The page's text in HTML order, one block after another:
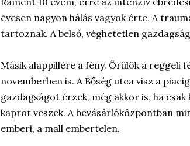
évesen nagyon hálás vagyok érte. A
tartoznak. A belső, véghetetlen
Másik alappillére a fény. Örülök a reggeli
novemberben is. A Bőség utca visz a
gazdagságot érzek, még akkor is, ha
kaprot veszek. A bevásárlóközpontban
emberi, a mall embertelen.